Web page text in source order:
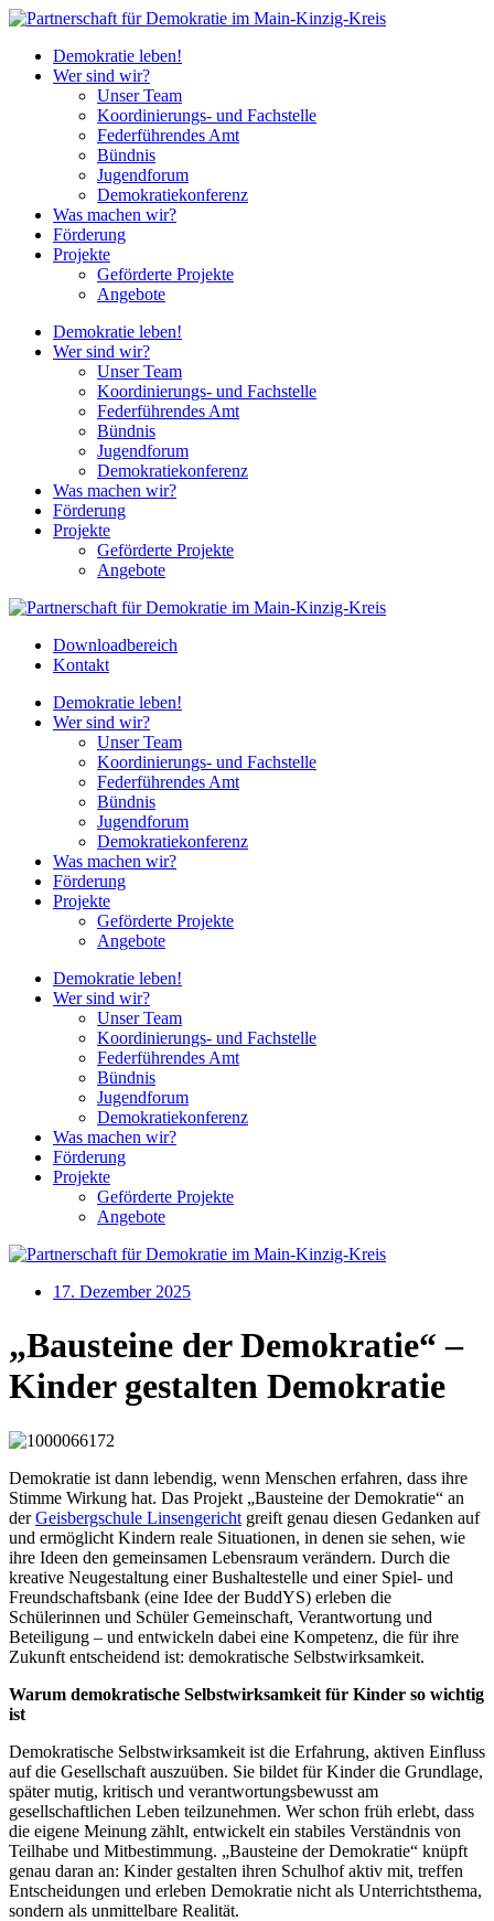
Demokratie leben!
Wer sind wir?
Unser Team
Koordinierungs- und Fachstelle
Federführendes Amt
Bündnis
Jugendforum
Demokratiekonferenz
Was machen wir?
Förderung
Projekte
Geförderte Projekte
Angebote
Demokratie leben!
Wer sind wir?
Unser Team
Koordinierungs- und Fachstelle
Federführendes Amt
Bündnis
Jugendforum
Demokratiekonferenz
Was machen wir?
Förderung
Projekte
Geförderte Projekte
Angebote
Downloadbereich
Kontakt
Demokratie leben!
Wer sind wir?
Unser Team
Koordinierungs- und Fachstelle
Federführendes Amt
Bündnis
Jugendforum
Demokratiekonferenz
Was machen wir?
Förderung
Projekte
Geförderte Projekte
Angebote
Demokratie leben!
Wer sind wir?
Unser Team
Koordinierungs- und Fachstelle
Federführendes Amt
Bündnis
Jugendforum
Demokratiekonferenz
Was machen wir?
Förderung
Projekte
Geförderte Projekte
Angebote
17. Dezember 2025
„Bausteine der Demokratie“ –
Kinder gestalten Demokratie
Demokratie ist dann lebendig, wenn Menschen erfahren, dass ihre
Stimme Wirkung hat. Das Projekt „Bausteine der Demokratie“ an
derGeisbergschule Linsengericht greift genau diesen Gedanken auf
und ermöglicht Kindern reale Situationen, in denen sie sehen, wie
ihre Ideen den gemeinsamen Lebensraum verändern. Durch die
kreative Neugestaltung einer Bushaltestelle und einer Spiel- und
Freundschaftsbank (eine Idee der BuddYS) erleben die
Schülerinnen und Schüler Gemeinschaft, Verantwortung und
Beteiligung – und entwickeln dabei eine Kompetenz, die für ihre
Zukunft entscheidend ist: demokratische Selbstwirksamkeit.
Warum demokratische Selbstwirksamkeit für Kinder so wichtig
ist
Demokratische Selbstwirksamkeit ist die Erfahrung, aktiven Einfluss
auf die Gesellschaft auszuüben. Sie bildet für Kinder die Grundlage,
später mutig, kritisch und verantwortungsbewusst am
gesellschaftlichen Leben teilzunehmen. Wer schon früh erlebt, dass
die eigene Meinung zählt, entwickelt ein stabiles Verständnis von
Teilhabe und Mitbestimmung. „Bausteine der Demokratie“ knüpft
genau daran an: Kinder gestalten ihren Schulhof aktiv mit, treffen
Entscheidungen und erleben Demokratie nicht als Unterrichtsthema,
sondern als unmittelbare Realität.